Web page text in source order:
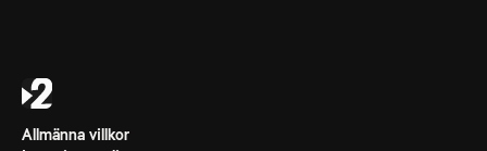
Allmänna villkor